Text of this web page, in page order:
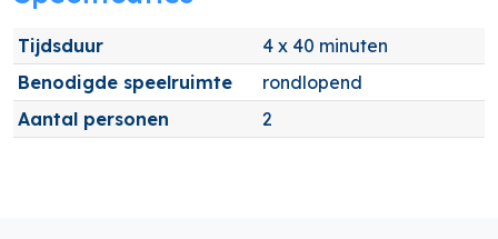
Tijdsduur
4 x 40 minuten
Benodigde speelruimte
rondlopend
Aantal personen
2